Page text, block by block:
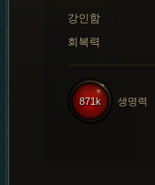
강인함
회복력
871k 생명력